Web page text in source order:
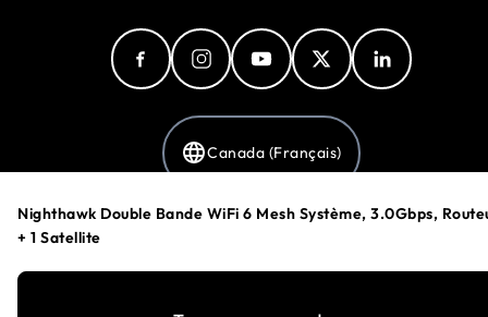
Nighthawk Double Bande WiFi 6 Mesh Système, 3.0Gbps,
+ 1 Satellite
Canada (Français)
Préférences en matière de cookies